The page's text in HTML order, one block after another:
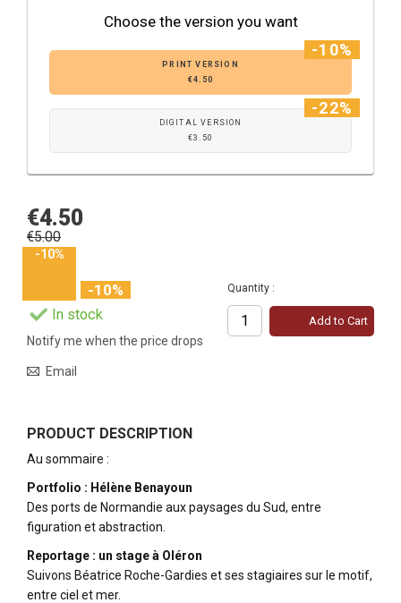
Choose the version you want
PRINT VERSION
€4.50
-10%
DIGITAL VERSION
€3.50
-22%
€4.50
€5.00
-10%
-10%
In stock
Quantity :
Add to Cart
Notify me when the price drops
Email
PRODUCT DESCRIPTION
Au sommaire :
Portfolio : Hélène Benayoun
Des ports de Normandie aux paysages du Sud, entre
figuration et abstraction.
Reportage : un stage à Oléron
Suivons Béatrice Roche-Gardies et ses stagiaires sur le motif,
entre ciel et mer.